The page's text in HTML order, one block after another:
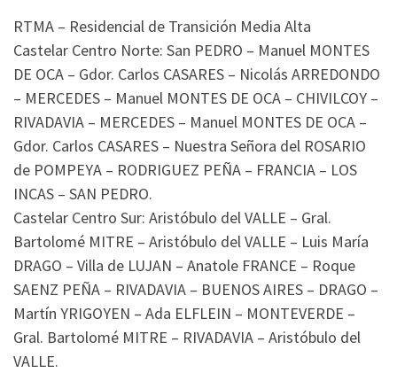
RTMA – Residencial de Transición Media Alta
Castelar Centro Norte: San PEDRO – Manuel MONTES
DE OCA – Gdor. Carlos CASARES – Nicolás ARREDONDO
– MERCEDES – Manuel MONTES DE OCA – CHIVILCOY –
RIVADAVIA – MERCEDES – Manuel MONTES DE OCA –
Gdor. Carlos CASARES – Nuestra Señora del ROSARIO
de POMPEYA – RODRIGUEZ PEÑA – FRANCIA – LOS
INCAS – SAN PEDRO.
Castelar Centro Sur: Aristóbulo del VALLE – Gral.
Bartolomé MITRE – Aristóbulo del VALLE – Luis María
DRAGO – Villa de LUJAN – Anatole FRANCE – Roque
SAENZ PEÑA – RIVADAVIA – BUENOS AIRES – DRAGO –
Martín YRIGOYEN – Ada ELFLEIN – MONTEVERDE –
Gral. Bartolomé MITRE – RIVADAVIA – Aristóbulo del
VALLE.